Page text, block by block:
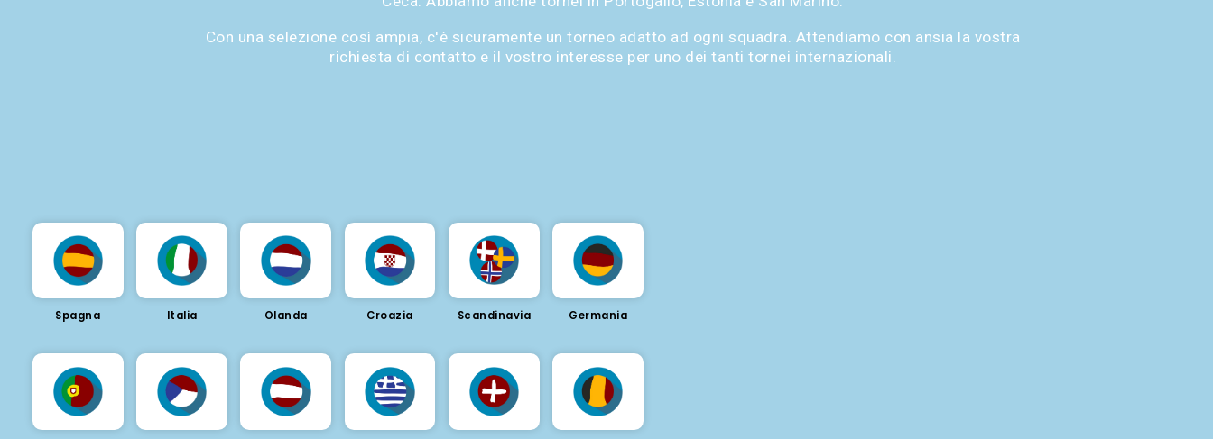
Con una selezione così ampia, c'è sicuramente un torneo adatto ad ogni squadra. Attendiamo con ansia la vostra
richiesta di contatto e il vostro interesse per uno dei tanti tornei internazionali.
Spagna Italia Olanda Croazia Scandinavia Germania